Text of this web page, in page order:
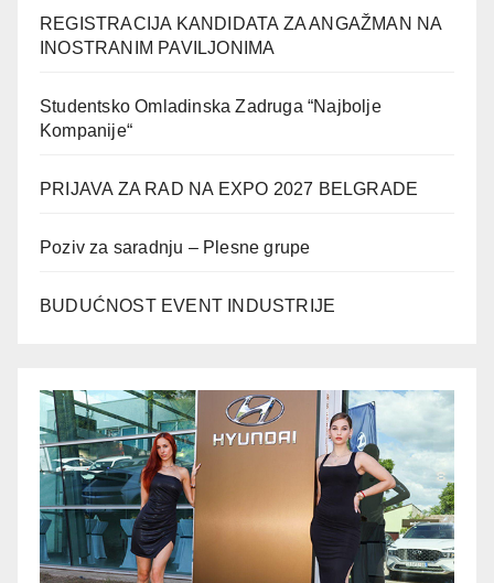
REGISTRACIJA KANDIDATA ZA ANGAŽMAN NA
INOSTRANIM PAVILJONIMA
Studentsko Omladinska Zadruga “Najbolje
Kompanije“
PRIJAVA ZA RAD NA EXPO 2027 BELGRADE
Poziv za saradnju – Plesne grupe
BUDUĆNOST EVENT INDUSTRIJE